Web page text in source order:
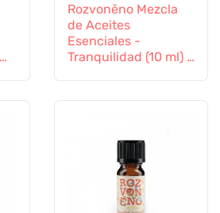
Rozvoněno Mezcla
de Aceites
Esenciales -
Tranquilidad (10 ml) -